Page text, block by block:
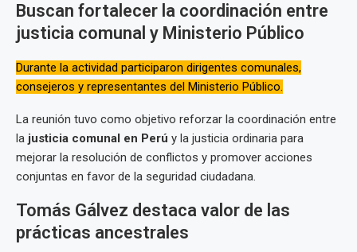
Buscan fortalecer la coordinación entre
justicia comunal y Ministerio Público
Durante la actividad participaron dirigentes comunales,
consejeros y representantes del Ministerio Público.
La reunión tuvo como objetivo reforzar la coordinación entre
la justicia comunal en Perú y la justicia ordinaria para
mejorar la resolución de conflictos y promover acciones
conjuntas en favor de la seguridad ciudadana.
Tomás Gálvez destaca valor de las
prácticas ancestrales